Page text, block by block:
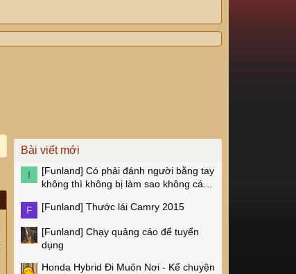
Bài viết mới
I [Funland] Có phải đánh người bằng tay
không thì không bị làm sao không các
F
[Funland] Thước lái Camry 2015
[Funland] Chạy quảng cáo để tuyển
dụng
Honda Hybrid Đi Muôn Nơi - Kể chuyện